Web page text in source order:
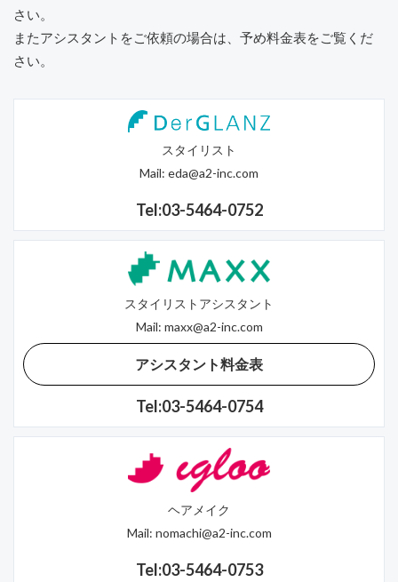
さい。
またアシスタントをご依頼の場合は、予め料金表をご覧くだ
さい。
スタイリスト
Mail: eda@a2-inc.com
Tel:03-5464-0752
スタイリストアシスタント
Mail: maxx@a2-inc.com
アシスタント料金表
Tel:03-5464-0754
ヘアメイク
Mail: nomachi@a2-inc.com
Tel:03-5464-0753